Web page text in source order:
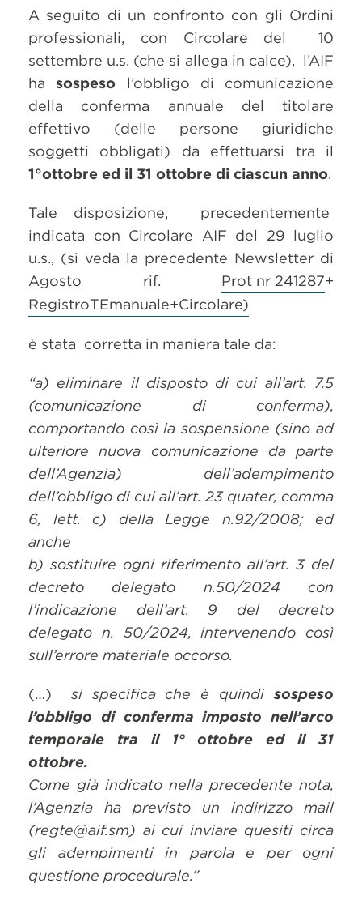
A seguito di un confronto con gli Ordini
professionali, con Circolare del 10
settembre u.s. (che si allega in calce), l’AIF
ha sospeso l’obbligo di comunicazione
della conferma annuale del titolare
effettivo (delle persone giuridiche
soggetti obbligati) da effettuarsi tra il
1°ottobre ed il 31 ottobre di ciascun anno.
Tale disposizione, precedentemente
indicata con Circolare AIF del 29 luglio
u.s., (si veda la precedente Newsletter di
Agosto rif. Prot nr 241287+
RegistroTEmanuale+Circolare)
è stata corretta in maniera tale da:
“a) eliminare il disposto di cui all’art. 7.5
(comunicazione di conferma),
comportando così la sospensione (sino ad
ulteriore nuova comunicazione da parte
dell’Agenzia) dell’adempimento
dell’obbligo di cui all’art. 23 quater, comma
6, lett. c) della Legge n.92/2008; ed
anche
b) sostituire ogni riferimento all’art. 3 del
decreto delegato n.50/2024 con
l’indicazione dell’art. 9 del decreto
delegato n. 50/2024, intervenendo così
sull’errore materiale occorso.
(…) si specifica che è quindisospeso
l’obbligo di conferma imposto nell’arco
temporale tra il 1° ottobre ed il 31
ottobre.
Come già indicato nella precedente nota,
l’Agenzia ha previsto un indirizzo mail
(regte@aif.sm) ai cui inviare quesiti circa
gli adempimenti in parola e per ogni
questione procedurale.”